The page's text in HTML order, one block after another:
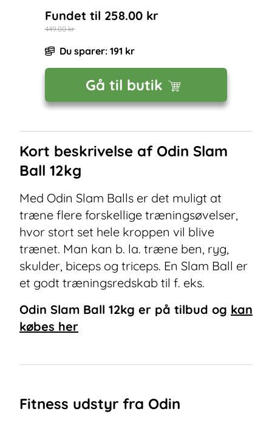
Fundet til 258.00 kr
449.00kr
Du sparer: 191 kr
Gå til butik
Kort beskrivelse af Odin Slam
Ball 12kg
Med Odin Slam Balls er det muligt at
træne flere forskellige træningsøvelser,
hvor stort set hele kroppen vil blive
trænet. Man kan b. la. træne ben, ryg,
skulder, biceps og triceps. En Slam Ball er
et godt træningsredskab til f. eks.
Odin Slam Ball 12kg er på tilbud og kan
købes her
Fitness udstyr fra Odin